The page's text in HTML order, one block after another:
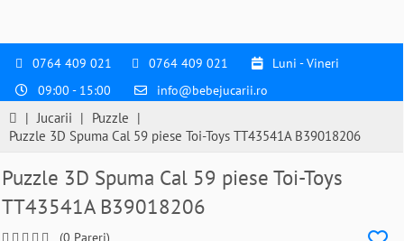
0764 409 021 0764 409 021
Luni - Vineri
09:00 - 15:00
info@bebejucarii.ro
| Jucarii | Puzzle |
Puzzle 3D Spuma Cal 59 piese Toi-Toys TT43541A B39018206
Puzzle 3D Spuma Cal 59 piese Toi-Toys
TT43541A B39018206
(0 Pareri)